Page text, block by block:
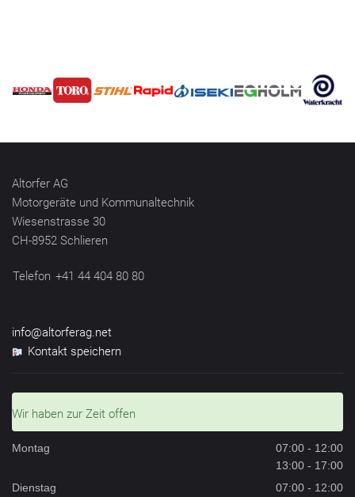
Altorfer AG
Motorgeräte und Kommunaltechnik
Wiesenstrasse 30
CH-8952 Schlieren
Telefon +41 44 404 80 80
info@altorferag.net
Kontakt speichern
Wir haben zur Zeit offen
Montag
07:00 - 12:00
13:00 - 17:00
Dienstag
07:00 - 12:00